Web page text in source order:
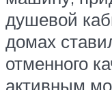
душевой
домах
отменного
активным